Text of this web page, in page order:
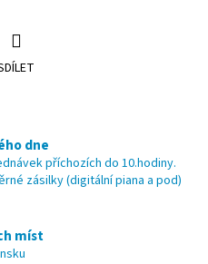
dne
příchozích do 10.hodiny.
zásilky (digitální piana a pod)
míst